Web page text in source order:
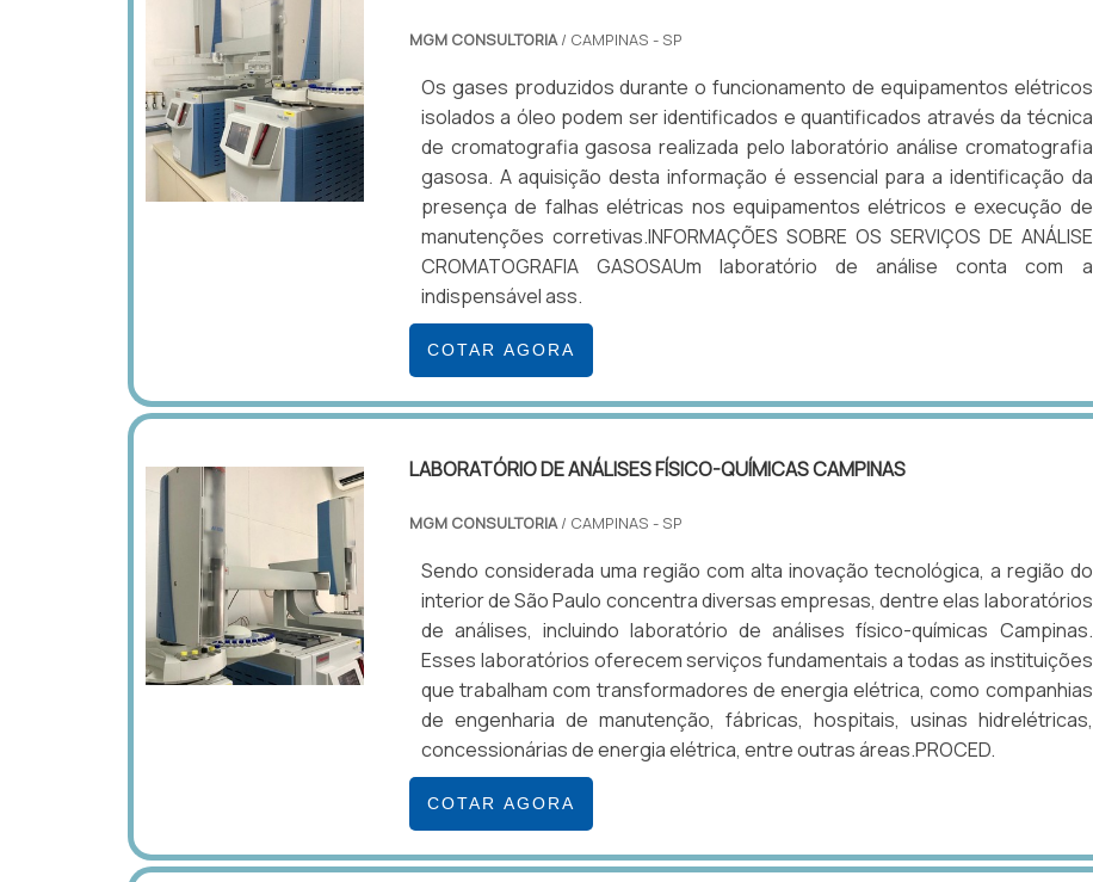
MGM CONSULTORIA/ CAMPINAS - SP
Os gases produzidos durante o funcionamento de equipamentos elétricos
isolados a óleo podem ser identificados e quantificados através da técnica
de cromatografia gasosa realizada pelo laboratório análise cromatografia
gasosa. A aquisição desta informação é essencial para a identificação da
presença de falhas elétricas nos equipamentos elétricos e execução de
manutenções corretivas.INFORMAÇÕES SOBRE OS SERVIÇOS DE ANÁLISE
CROMATOGRAFIA GASOSAUm laboratório de análise conta com a
indispensável ass.
COTAR AGORA
LABORATÓRIO DE ANÁLISES FÍSICO-QUÍMICAS CAMPINAS
MGM CONSULTORIA/ CAMPINAS - SP
Sendo considerada uma região com alta inovação tecnológica, a região do
interior de São Paulo concentra diversas empresas, dentre elas laboratórios
de análises, incluindo laboratório de análises físico-químicas Campinas.
Esses laboratórios oferecem serviços fundamentais a todas as instituições
que trabalham com transformadores de energia elétrica, como companhias
de engenharia de manutenção, fábricas, hospitais, usinas hidrelétricas,
concessionárias de energia elétrica, entre outras áreas.PROCED.
COTAR AGORA